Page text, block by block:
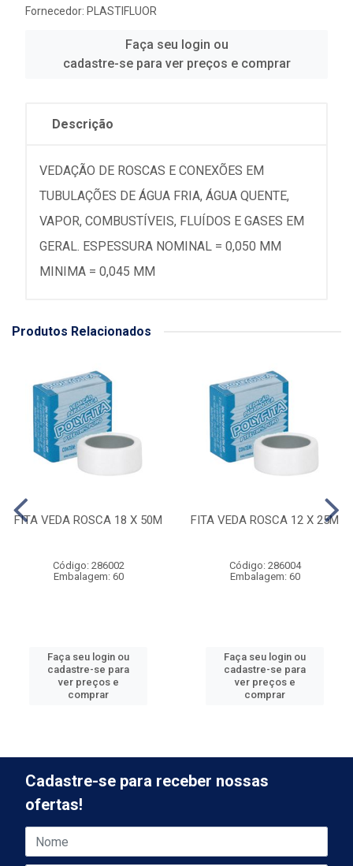
Fornecedor: PLASTIFLUOR
Faça seu login ou
cadastre-se para ver preços e comprar
Descrição
VEDAÇÃO DE ROSCAS E CONEXÕES EM
TUBULAÇÕES DE ÁGUA FRIA, ÁGUA QUENTE,
VAPOR, COMBUSTÍVEIS, FLUÍDOS E GASES EM
GERAL. ESPESSURA NOMINAL = 0,050 MM
MINIMA = 0,045 MM
Produtos Relacionados
FITA VEDA ROSCA 18 X 50M
Código: 286002
Embalagem: 60
Faça seu login ou
cadastre-se para
ver preços e
comprar
FITA VEDA ROSCA 12 X 25M
Código: 286004
Embalagem: 60
Faça seu login ou
cadastre-se para
ver preços e
comprar
Cadastre-se para receber nossas
ofertas!